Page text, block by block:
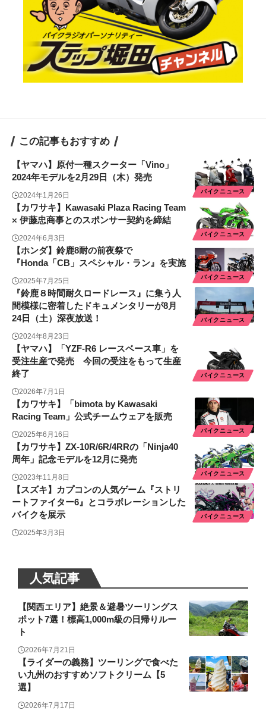
この記事もおすすめ
バイクニュース
【ヤマハ】原付一種スクーター「Vino」
2024年モデルを2月29日（木）発売
2024年1月26日
バイクニュース
【カワサキ】Kawasaki Plaza Racing Team
× 伊藤忠商事とのスポンサー契約を締結
2024年6月3日
バイクニュース
【ホンダ】鈴鹿8耐の前夜祭で
『Honda「CB」スペシャル・ラン』を実施
2025年7月25日
バイクニュース
『鈴鹿８時間耐久ロードレース』に集う人
間模様に密着したドキュメンタリーが8月
24日（土）深夜放送！
2024年8月23日
バイクニュース
【ヤマハ】「YZF-R6 レースベース車」を
受注生産で発売 今回の受注をもって生産
終了
2026年7月1日
バイクニュース
【カワサキ】「bimota by Kawasaki
Racing Team」公式チームウェアを販売
2025年6月16日
バイクニュース
【カワサキ】ZX-10R/6R/4RRの「Ninja40
周年」記念モデルを12月に発売
2023年11月8日
バイクニュース
【スズキ】カプコンの人気ゲーム『ストリ
ートファイター6』とコラボレーションした
バイクを展示
2025年3月3日
人気記事
【関西エリア】絶景＆避暑ツーリングス
ポット7選！標高1,000m級の日帰りルー
ト
2026年7月21日
【ライダーの義務】ツーリングで食べた
い九州のおすすめソフトクリーム【5
選】
2026年7月17日